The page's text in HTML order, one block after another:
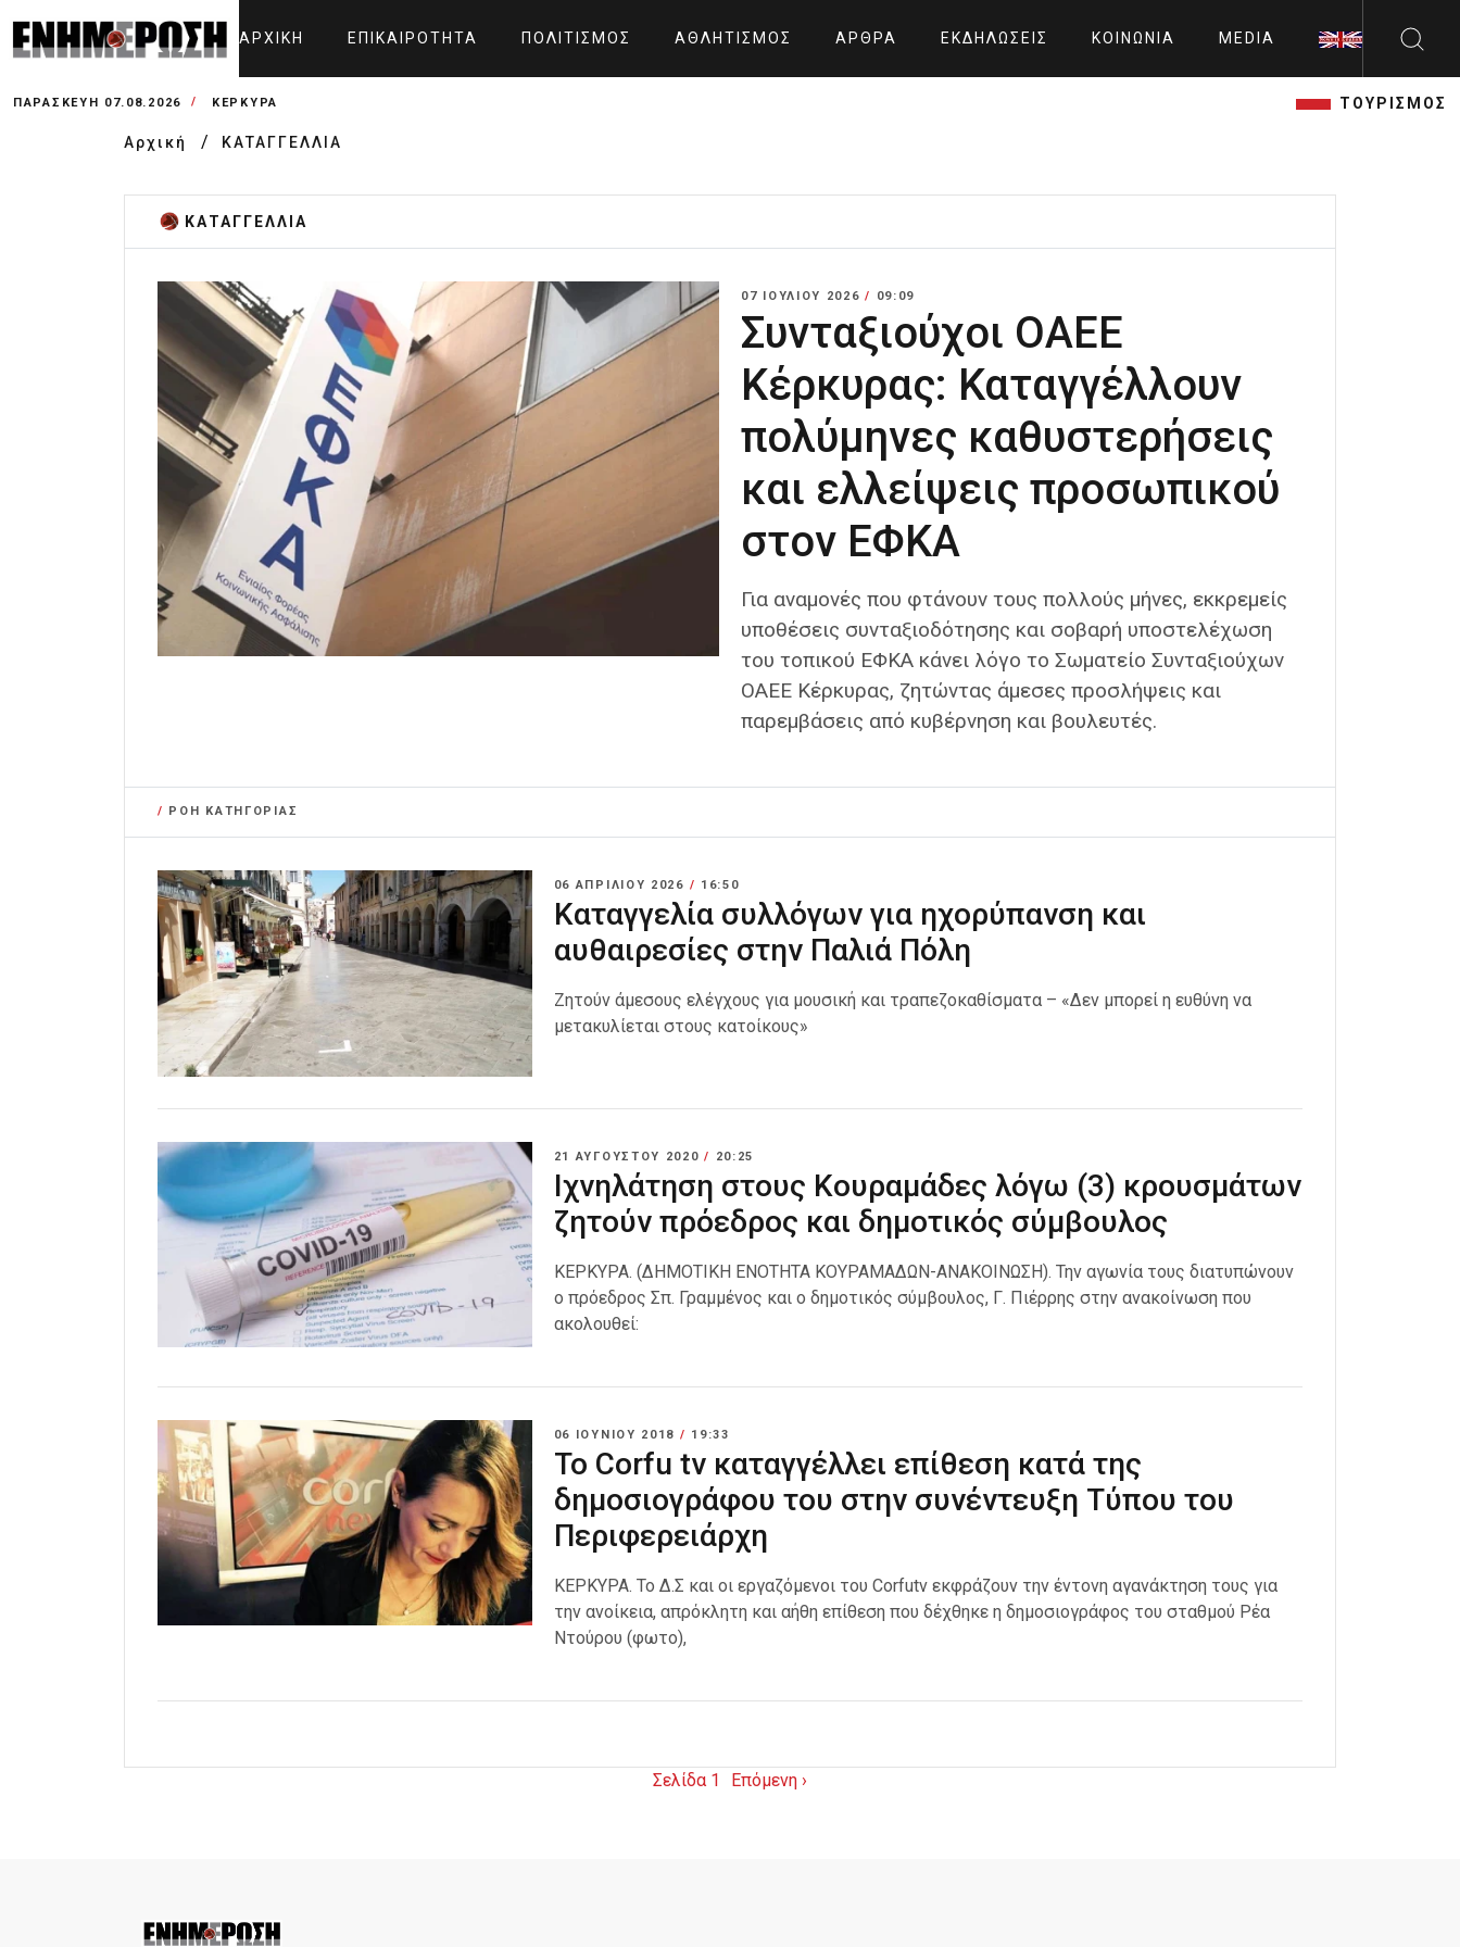
ΑΡΧΙΚΉ ΕΠΙΚΑΙΡΌΤΗΤΑ ΠΟΛΙΤΙΣΜΌΣ ΑΘΛΗΤΙΣΜΌΣ ΆΡΘΡΑ ΕΚΔΗΛΏΣΕΙΣ ΚΟΙΝΩΝΊΑ MEDIA
ΠΑΡΑΣΚΕΥΉ 07.08.2026 ΚΕΡΚΥΡΑ ΤΟΥΡΙΣΜΟΣ
Αρχική ΚΑΤΑΓΓΕΛΛΙΑ
ΚΑΤΑΓΓΕΛΛΙΑ
07 ΙΟΥΛΊΟΥ 2026/ 09:09
Συνταξιούχοι ΟΑΕΕ
Κέρκυρας: Καταγγέλλουν
πολύμηνες καθυστερήσεις
και ελλείψεις προσωπικού
στον ΕΦΚΑ
Για αναμονές που φτάνουν τους πολλούς μήνες, εκκρεμείς
υποθέσεις συνταξιοδότησης και σοβαρή υποστελέχωση
του τοπικού ΕΦΚΑ κάνει λόγο το Σωματείο Συνταξιούχων
ΟΑΕΕ Κέρκυρας, ζητώντας άμεσες προσλήψεις και
παρεμβάσεις από κυβέρνηση και βουλευτές.
/ ΡΟΗ ΚΑΤΗΓΟΡΙΑΣ
06 ΑΠΡΙΛΊΟΥ 2026 / 16:50
Καταγγελία συλλόγων για ηχορύπανση και
αυθαιρεσίες στην Παλιά Πόλη
Ζητούν άμεσους ελέγχους για μουσική και τραπεζοκαθίσματα – «Δεν μπορεί η ευθύνη να
μετακυλίεται στους κατοίκους»
21 ΑΥΓΟΎΣΤΟΥ 2020/ 20:25
Ιχνηλάτηση στους Κουραμάδες λόγω (3) κρουσμάτων
ζητούν πρόεδρος και δημοτικός σύμβουλος
ΚΕΡΚΥΡΑ. (ΔΗΜΟΤΙΚΗ ΕΝΟΤΗΤΑ ΚΟΥΡΑΜΑΔΩΝ-ΑΝΑΚΟΙΝΩΣΗ). Την αγωνία τους διατυπώνουν
ο πρόεδρος Σπ. Γραμμένος και ο δημοτικός σύμβουλος, Γ. Πιέρρης στην ανακοίνωση που
ακολουθεί:
06 ΙΟΥΝΊΟΥ 2018 / 19:33
To Corfu tv καταγγέλλει επίθεση κατά της
δημοσιογράφου του στην συνέντευξη Τύπου του
Περιφερειάρχη
ΚΕΡΚΥΡΑ. Το Δ.Σ και οι εργαζόμενοι του Corfutv εκφράζουν την έντονη αγανάκτηση τους για
την ανοίκεια, απρόκλητη και αήθη επίθεση που δέχθηκε η δημοσιογράφος του σταθμού Ρέα
Ντούρου (φωτο),
Σελίδα 1 Επόμενη ›